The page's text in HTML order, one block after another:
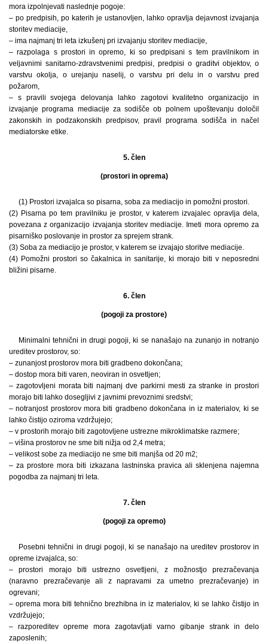
mora izpolnjevati naslednje pogoje:
– po predpisih, po katerih je ustanovljen, lahko opravlja dejavnost izvajanja
storitev mediacije,
– ima najmanj tri leta izkušenj pri izvajanju storitev mediacije,
– razpolaga s prostori in opremo, ki so predpisani s tem pravilnikom in
veljavnimi sanitarno-zdravstvenimi predpisi, predpisi o graditvi objektov, o
varstvu okolja, o urejanju naselij, o varstvu pri delu in o varstvu pred
požarom,
– s pravili svojega delovanja lahko zagotovi kvalitetno organizacijo in
izvajanje programa mediacije za sodišče ob polnem upoštevanju določil
zakonskih in podzakonskih predpisov, pravil programa sodišča in načel
mediatorske etike.
5. člen
(prostori in oprema)
(1) Prostori izvajalca so pisarna, soba za mediacijo in pomožni prostori.
(2) Pisarna po tem pravilniku je prostor, v katerem izvajalec opravlja dela,
povezana z organizacijo izvajanja storitev mediacije. Imeti mora opremo za
pisarniško poslovanje in prostor za sprejem strank.
(3) Soba za mediacijo je prostor, v katerem se izvajajo storitve mediacije.
(4) Pomožni prostori so čakalnica in sanitarije, ki morajo biti v neposredni
bližini pisarne.
6. člen
(pogoji za prostore)
Minimalni tehnični in drugi pogoji, ki se nanašajo na zunanjo in notranjo
ureditev prostorov, so:
– zunanjost prostorov mora biti gradbeno dokončana;
– dostop mora biti varen, neoviran in osvetljen;
– zagotovljeni morata biti najmanj dve parkirni mesti za stranke in prostori
morajo biti lahko dosegljivi z javnimi prevoznimi sredstvi;
– notranjost prostorov mora biti gradbeno dokončana in iz materialov, ki se
lahko čistijo oziroma vzdržujejo;
– v prostorih morajo biti zagotovljene ustrezne mikroklimatske razmere;
– višina prostorov ne sme biti nižja od 2,4 metra;
– velikost sobe za mediacijo ne sme biti manjša od 20 m2;
– za prostore mora biti izkazana lastninska pravica ali sklenjena najemna
pogodba za najmanj tri leta.
7. člen
(pogoji za opremo)
Posebni tehnični in drugi pogoji, ki se nanašajo na ureditev prostorov in
opreme izvajalca, so:
– prostori morajo biti ustrezno osvetljeni, z možnostjo prezračevanja
(naravno prezračevanje ali z napravami za umetno prezračevanje) in
ogrevani;
– oprema mora biti tehnično brezhibna in iz materialov, ki se lahko čistijo in
vzdržujejo;
– razporeditev opreme mora zagotavljati varno gibanje strank in delo
zaposlenih;